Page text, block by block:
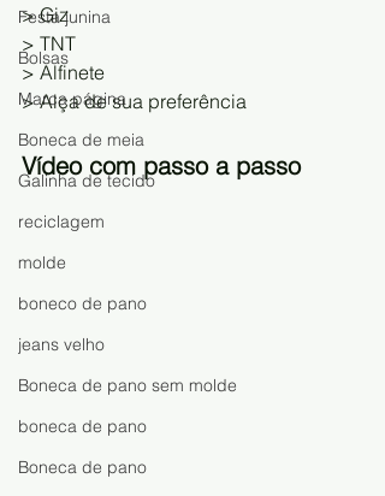
Festa junina
Bolsas
Marca página
Boneca de meia
Galinha de tecido
reciclagem
molde
boneco de pano
jeans velho
Boneca de pano sem molde
boneca de pano
Boneca de pano
> Giz
> TNT
> Alfinete
> Alça de sua preferência
Vídeo com passo a passo